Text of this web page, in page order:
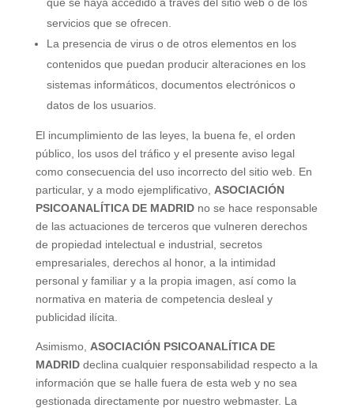
servicios que se ofrecen.
La presencia de virus o de otros elementos en los
contenidos que puedan producir alteraciones en los
sistemas informáticos, documentos electrónicos o
datos de los usuarios.
El incumplimiento de las leyes, la buena fe, el orden
público, los usos del tráfico y el presente aviso legal
como consecuencia del uso incorrecto del sitio web. En
particular, y a modo ejemplificativo, ASOCIACIÓN
PSICOANALÍTICA DE MADRID no se hace responsable
de las actuaciones de terceros que vulneren derechos
de propiedad intelectual e industrial, secretos
empresariales, derechos al honor, a la intimidad
personal y familiar y a la propia imagen, así como la
normativa en materia de competencia desleal y
publicidad ilícita.
Asimismo, ASOCIACIÓN PSICOANALÍTICA DE
MADRID declina cualquier responsabilidad respecto a la
información que se halle fuera de esta web y no sea
gestionada directamente por nuestro webmaster. La